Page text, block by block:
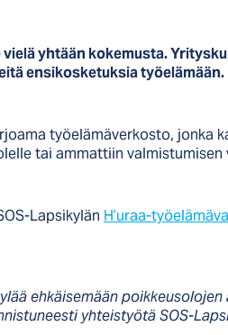
yhtään kokemusta.
ensikosketuksia työelämään.
työelämäverkosto, jonka
tai ammattiin valmistumisen
Lapsikylän H’uraa-
ehkäisemään
yhteistyötä SOS-